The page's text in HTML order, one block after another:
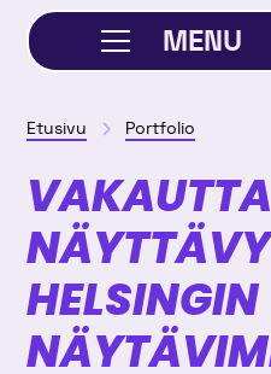
MENU
Etusivu Portfolio
HELSINGIN